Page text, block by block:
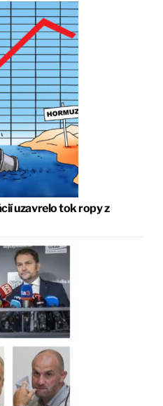
uzavrelo tok ropy z